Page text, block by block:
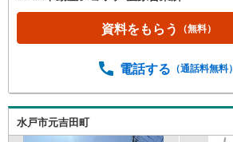
資料をもらう （無料）
電話する （通話料無料）
水戸市元吉田町